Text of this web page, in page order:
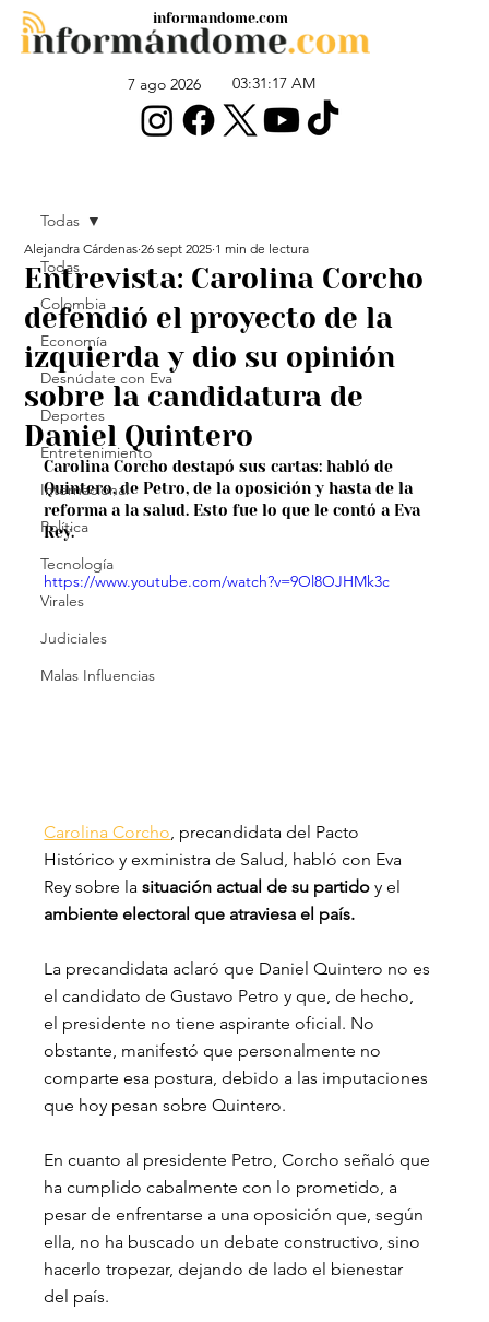
7 ago 2026 03:31:17 AM
informandome.com
Todas
Colombia
Economía
Desnúdate con Eva
Deportes
Entretenimiento
Internacional
Política
Tecnología
Virales
Judiciales
Malas Influencias
Todas
Entrevista: Carolina Corcho
defendió el proyecto de la
izquierda y dio su opinión
sobre la candidatura de
Daniel Quintero
Alejandra Cárdenas 26 sept 2025 1 min de lectura
Carolina Corcho destapó sus cartas: habló de
Quintero, de Petro, de la oposición y hasta de la
reforma a la salud. Esto fue lo que le contó a Eva
Rey.
https://www.youtube.com/watch?v=9Ol8OJHMk3c
Carolina Corcho, precandidata del Pacto
Histórico y exministra de Salud, habló con Eva
Rey sobre la situación actual de su partido y el
ambiente electoral que atraviesa el país.
La precandidata aclaró que Daniel Quintero no es
el candidato de Gustavo Petro y que, de hecho,
el presidente no tiene aspirante oficial. No
obstante, manifestó que personalmente no
comparte esa postura, debido a las imputaciones
que hoy pesan sobre Quintero.
En cuanto al presidente Petro, Corcho señaló que
ha cumplido cabalmente con lo prometido, a
pesar de enfrentarse a una oposición que, según
ella, no ha buscado un debate constructivo, sino
hacerlo tropezar, dejando de lado el bienestar
del país.